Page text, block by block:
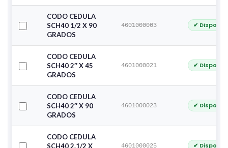
CODO CEDULA
SCH40 1/2 X 90
GRADOS
4601000003 ✔
CODO CEDULA
SCH40 2″ X 45
GRADOS
4601000021 ✔
CODO CEDULA
SCH40 2″ X 90
GRADOS
4601000023 ✔
CODO CEDULA
SCH40 2.1/2 X
4601000025 ✔